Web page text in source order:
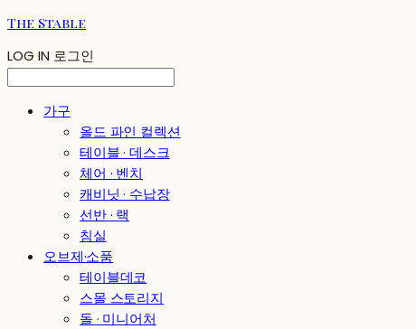
The Stable
LOG IN 로그인
가구
올드 파인 컬렉션
테이블 · 데스크
체어 · 벤치
캐비닛 · 수납장
선반 · 랙
침실
오브제·소품
테이블데코
스몰 스토리지
돌 · 미니어처